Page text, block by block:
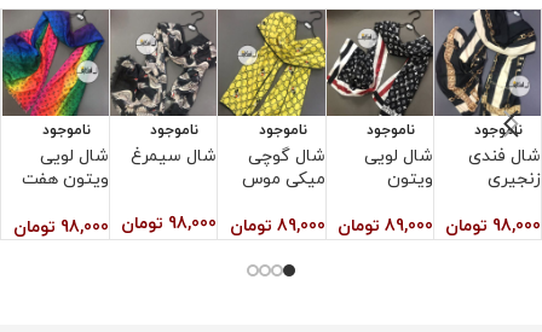
۳. از خشک کن استفاده نشود.
۴. از سفید کننده استفاده نشود.
ناموجود
شال فندی
زنجیری
98,000 تومان
ناموجود
شال لویی
ویتون
89,000 تومان
ناموجود
شال گوچی
میکی موس
89,000 تومان
ناموجود
شال سیمرغ
98,000 تومان
ناموجود
شال لویی
ویتون هفت
98,000 تومان